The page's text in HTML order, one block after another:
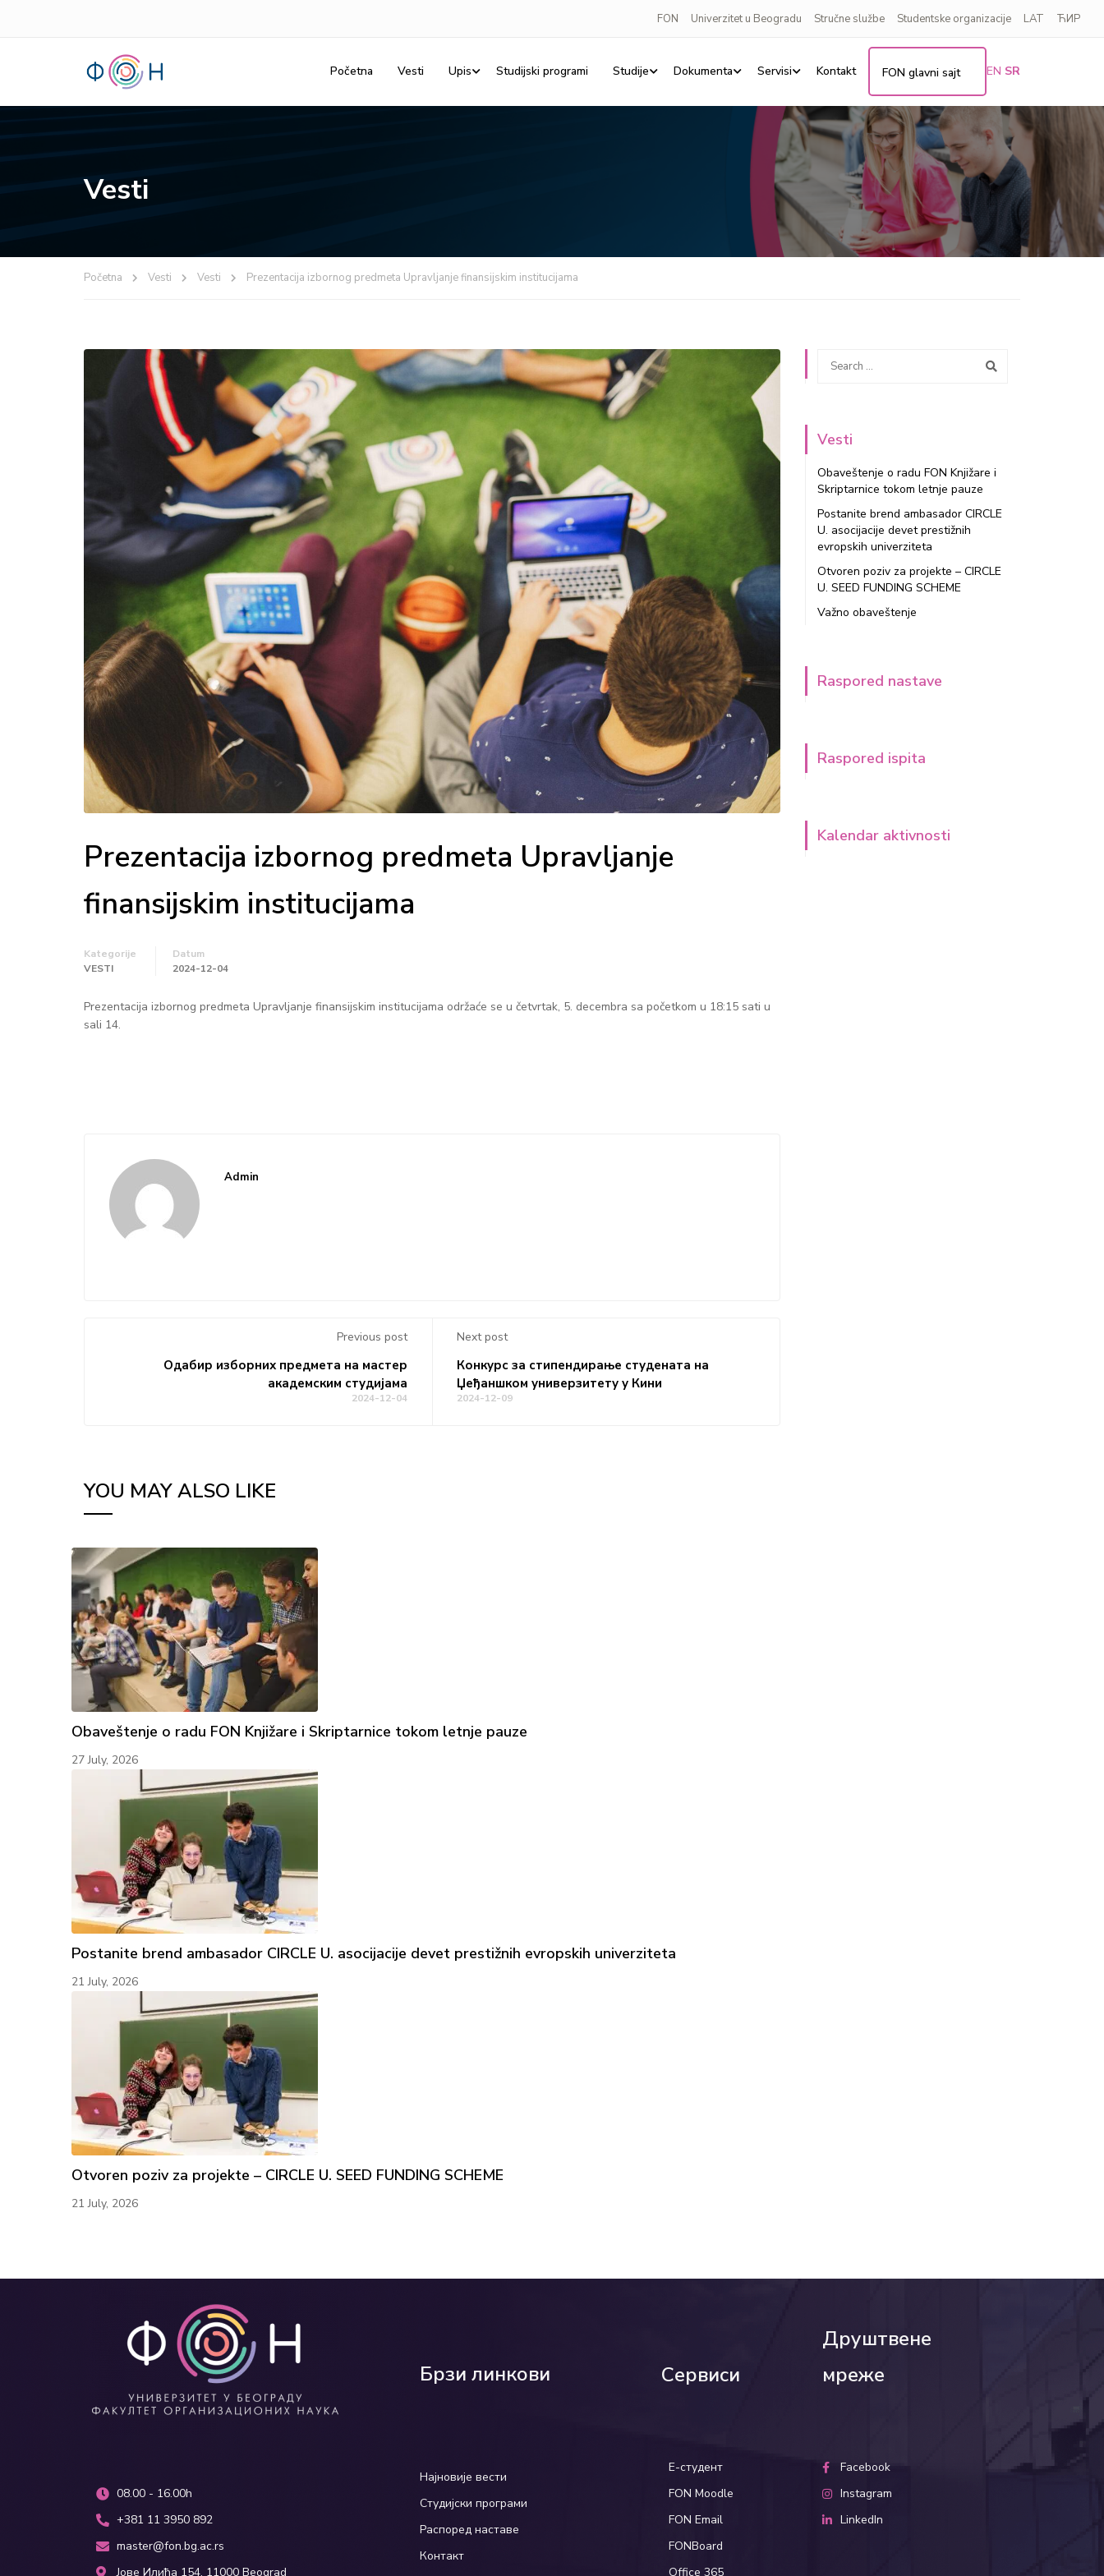
FON Univerzitet u Beogradu Stručne službe Studentske organizacije LAT ЋИР
Početna Vesti Upis Studijski programi Studije Dokumenta Servisi Kontakt FON glavni sajt EN SR
Vesti
Početna Vesti Vesti Prezentacija izbornog predmeta Upravljanje finansijskim institucijama
Prezentacija izbornog predmeta Upravljanje
finansijskim institucijama
Kategorije
VESTI
Datum
2024-12-04
Prezentacija izbornog predmeta Upravljanje finansijskim institucijama održaće se u četvrtak, 5. decembra sa početkom u 18:15 sati u
sali 14.
Admin
Previous post
Одабир изборних предмета на мастер
академским студијама
2024-12-04
Next post
Конкурс за стипендирање студената на
Џеђаншком универзитету у Кини
2024-12-09
YOU MAY ALSO LIKE
Obaveštenje o radu FON Knjižare i Skriptarnice tokom letnje pauze
27 July, 2026
Postanite brend ambasador CIRCLE U. asocijacije devet prestižnih evropskih univerziteta
21 July, 2026
Otvoren poziv za projekte – CIRCLE U. SEED FUNDING SCHEME
21 July, 2026
Vesti
Obaveštenje o radu FON Knjižare i
Skriptarnice tokom letnje pauze
Postanite brend ambasador CIRCLE
U. asocijacije devet prestižnih
evropskih univerziteta
Otvoren poziv za projekte – CIRCLE
U. SEED FUNDING SCHEME
Važno obaveštenje
Raspored nastave
Raspored ispita
Kalendar aktivnosti
08.00 - 16.00h
+381 11 3950 892
master@fon.bg.ac.rs
Јове Илића 154, 11000 Beograd
Брзи линкови
Најновије вести
Студијски програми
Распоред наставе
Контакт
Сервиси
Е-студент
FON Moodle
FON Email
FONBoard
Office 365
Друштвене
мреже
Facebook
Instagram
LinkedIn